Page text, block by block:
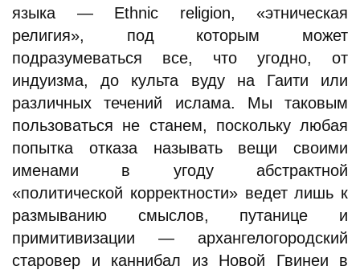
языка — Ethnic religion, «этническая
религия», под которым может
подразумеваться все, что угодно, от
индуизма, до культа вуду на Гаити или
различных течений ислама. Мы таковым
пользоваться не станем, поскольку любая
попытка отказа называть вещи своими
именами в угоду абстрактной
«политической корректности» ведет лишь к
размыванию смыслов, путанице и
примитивизации — архангелогородский
старовер и каннибал из Новой Гвинеи в